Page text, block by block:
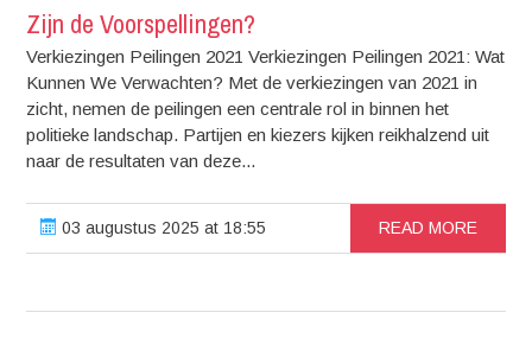
Zijn de Voorspellingen?
Verkiezingen Peilingen 2021 Verkiezingen Peilingen 2021: Wat
Kunnen We Verwachten? Met de verkiezingen van 2021 in
zicht, nemen de peilingen een centrale rol in binnen het
politieke landschap. Partijen en kiezers kijken reikhalzend uit
naar de resultaten van deze...
03 augustus 2025 at 18:55 READ MORE